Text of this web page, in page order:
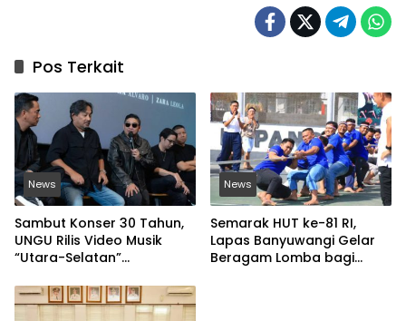
Pos Terkait
News
Sambut Konser 30 Tahun,
UNGU Rilis Video Musik
“Utara-Selatan”
News
Semarak HUT ke-81 RI,
Lapas Banyuwangi Gelar
Beragam Lomba bagi